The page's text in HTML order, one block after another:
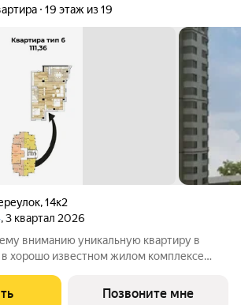
19 этаж из 19
,14к2
, 3 квартал 2026
вниманию уникальную квартиру в
хорошо известном жилом комплексе
одноподъездный жилой дом
Позвоните мне